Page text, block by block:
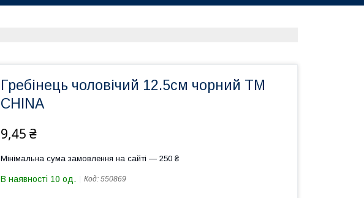
Гребінець чоловічий 12.5см чорний ТМ
CHINA
9,45 ₴
Мінімальна сума замовлення на сайті — 250 ₴
В наявності 10 од. Код: 550869